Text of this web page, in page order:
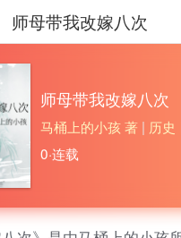
师母带我改嫁八次
师母带我改嫁八次
马桶上的小孩 著 | 历史
0·连载